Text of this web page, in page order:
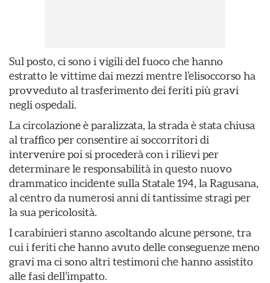
Sul posto, ci sono i vigili del fuoco che hanno
estratto le vittime dai mezzi mentre l’elisoccorso ha
provveduto al trasferimento dei feriti più gravi
negli ospedali.
La circolazione è paralizzata, la strada è stata chiusa
al traffico per consentire ai soccorritori di
intervenire poi si procederà con i rilievi per
determinare le responsabilità in questo nuovo
drammatico incidente sulla Statale 194, la Ragusana,
al centro da numerosi anni di tantissime stragi per
la sua pericolosità.
I carabinieri stanno ascoltando alcune persone, tra
cui i feriti che hanno avuto delle conseguenze meno
gravi ma ci sono altri testimoni che hanno assistito
alle fasi dell’impatto.